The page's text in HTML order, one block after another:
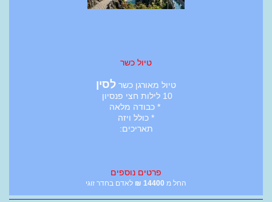
טיול כשר
טיול מאורגן כשר לסין
10 לילות חצי פנסיון
* כבודה מלאה
* כולל ויזה
תאריכים:
פרטים נוספים
החל מ 14400
₪ לאדם בחדר זוגי